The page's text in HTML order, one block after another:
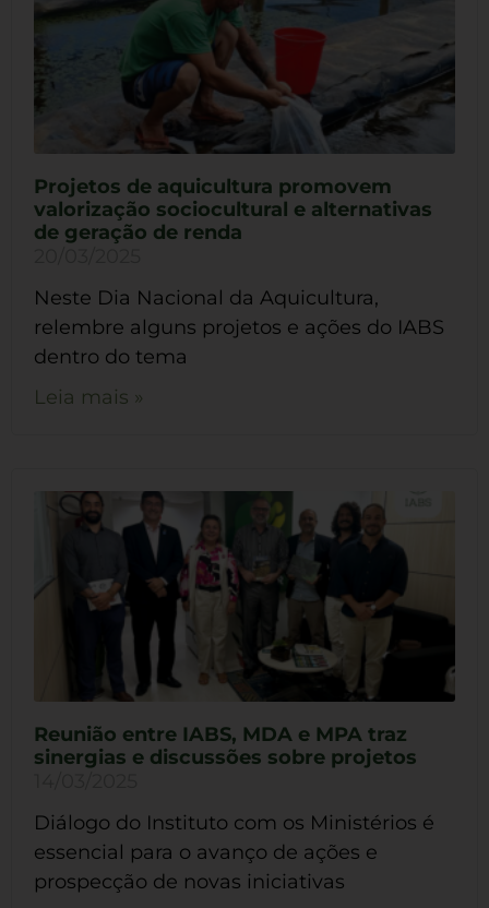
Projetos de aquicultura promovem
valorização sociocultural e alternativas
de geração de renda
Neste Dia Nacional da Aquicultura,
relembre alguns projetos e ações do IABS
dentro do tema
Leia mais »
Reunião entre IABS, MDA e MPA traz
sinergias e discussões sobre projetos
Diálogo do Instituto com os Ministérios é
essencial para o avanço de ações e
prospecção de novas iniciativas